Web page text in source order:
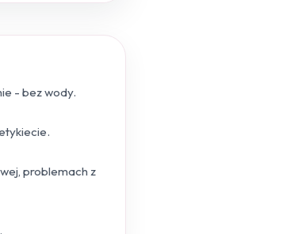
- bez wody.
problemach z